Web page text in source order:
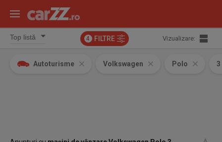
4 FILTRE Vizualizare:
Autoturisme Volkswagen Polo 3